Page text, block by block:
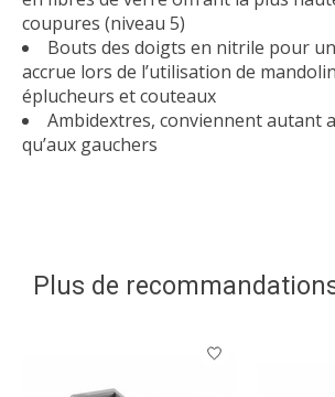
coupures (niveau 5)
Bouts des doigts en nitrile pour
accrue lors de l’utilisation de
éplucheurs et couteaux
Ambidextres, conviennent autant
qu’aux gauchers
Plus de
Articles du carrousel de produits